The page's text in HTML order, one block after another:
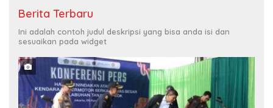
Berita Terbaru
Ini adalah contoh judul deskripsi yang bisa anda isi dan
sesuaikan pada widget